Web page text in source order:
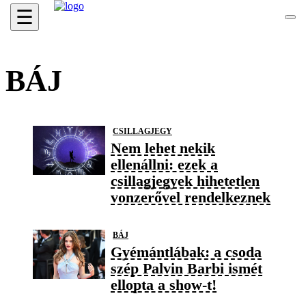
☰
BÁJ
CSILLAGJEGY
Nem lehet nekik
ellenállni: ezek a
csillagjegyek hihetetlen
vonzerővel rendelkeznek
BÁJ
Gyémántlábak: a csoda
szép Palvin Barbi ismét
ellopta a show-t!